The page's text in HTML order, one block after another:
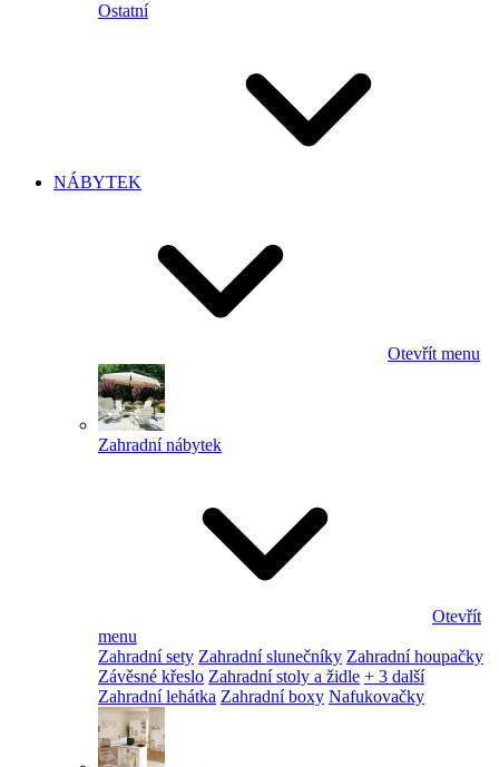
Ostatní
NÁBYTEK
Otevřít menu
Zahradní nábytek
Otevřít
menu
Zahradní sety Zahradní slunečníky Zahradní houpačky
Závěsné křeslo Zahradní stoly a židle + 3 další
Zahradní lehátka Zahradní boxy Nafukovačky